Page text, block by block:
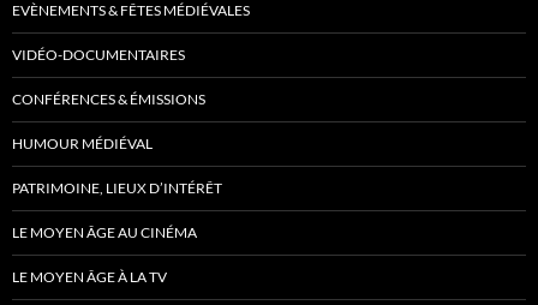
EVÈNEMENTS & FÊTES MÉDIÉVALES
VIDÉO-DOCUMENTAIRES
CONFÉRENCES & ÉMISSIONS
HUMOUR MÉDIÉVAL
PATRIMOINE, LIEUX D’INTÉRÊT
LE MOYEN ÂGE AU CINÉMA
LE MOYEN ÂGE À LA TV